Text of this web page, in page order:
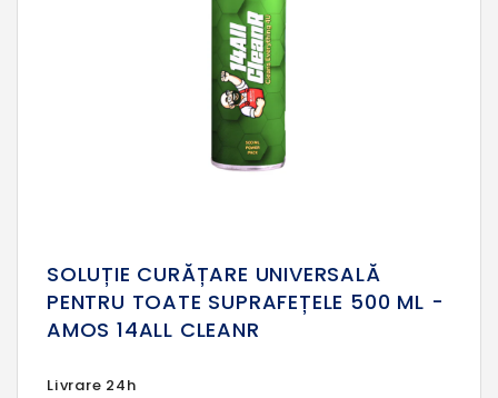
SOLUȚIE CURĂȚARE UNIVERSALĂ
PENTRU TOATE SUPRAFEȚELE 500 ML -
AMOS 14ALL CLEANR
Livrare 24h